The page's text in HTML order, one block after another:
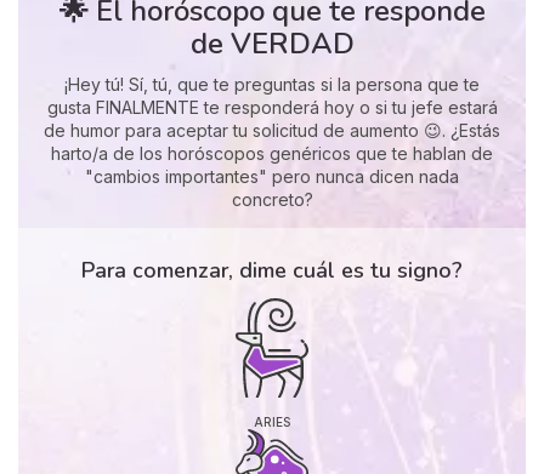
🌟 El horóscopo que te responde
de VERDAD
¡Hey tú! Sí, tú, que te preguntas si la persona que te
gusta FINALMENTE te responderá hoy o si tu jefe estará
de humor para aceptar tu solicitud de aumento 😉. ¿Estás
harto/a de los horóscopos genéricos que te hablan de
"cambios importantes" pero nunca dicen nada
concreto?
Para comenzar, dime cuál es tu signo?
ARIES